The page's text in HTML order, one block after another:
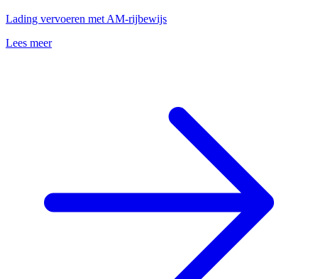
Lading vervoeren met AM-rijbewijs
Lees meer